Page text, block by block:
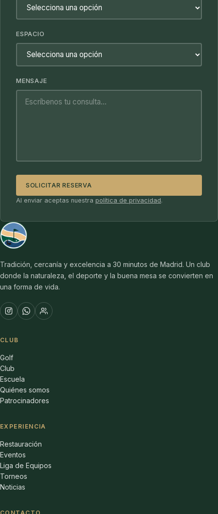
ESPACIO
MENSAJE
SOLICITAR RESERVA
Al enviar aceptas nuestra política de privacidad.
Tradición, cercanía y excelencia a 30 minutos de Madrid. Un club
donde la naturaleza, el deporte y la buena mesa se convierten en
una forma de vida.
CLUB
Golf
Club
Escuela
Quiénes somos
Patrocinadores
EXPERIENCIA
Restauración
Eventos
Liga de Equipos
Torneos
Noticias